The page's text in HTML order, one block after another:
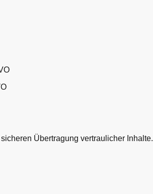
Übertragung vertraulicher Inhalte.